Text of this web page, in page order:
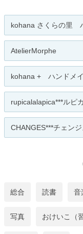
kohana さくらの里
AtelierMorphe
kohana + ハンドメ
rupicalalapica***ルピ
CHANGES***チェンジ
総合 読書 音
写真 おけいこ（